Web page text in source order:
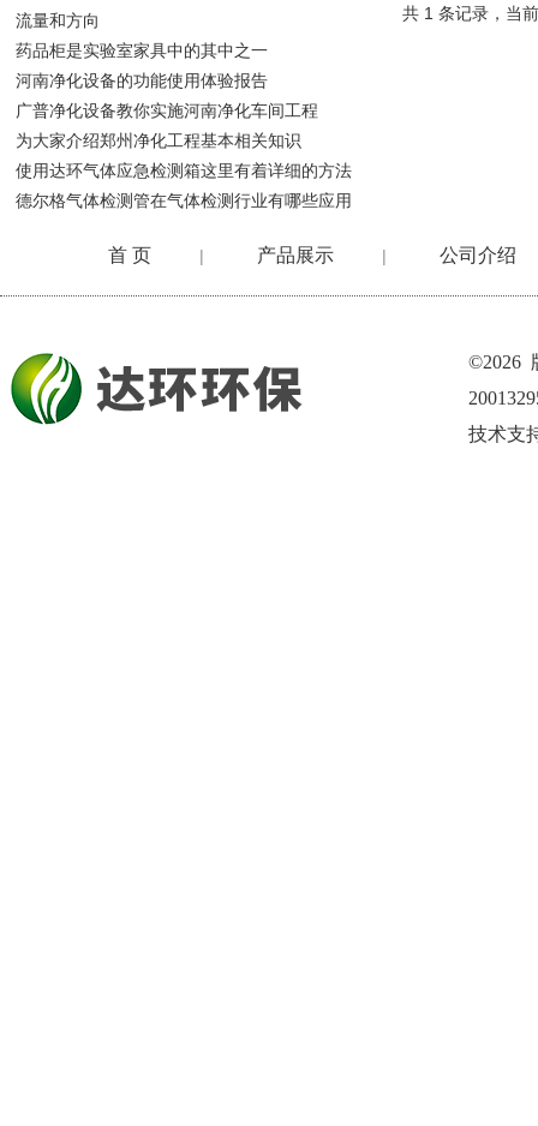
共 1 条记录，当
流量和方向
药品柜是实验室家具中的其中之一
河南净化设备的功能使用体验报告
广普净化设备教你实施河南净化车间工程
为大家介绍郑州净化工程基本相关知识
使用达环气体应急检测箱这里有着详细的方法
德尔格气体检测管在气体检测行业有哪些应用
首 页 | 产品展示 | 公司介绍
©2026
技术支